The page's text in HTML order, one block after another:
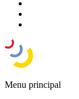
Menu principal